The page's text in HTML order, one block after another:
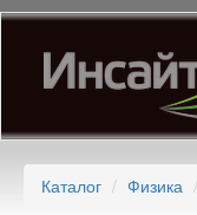
Перейти
основному
содержанию
Каталог Физика